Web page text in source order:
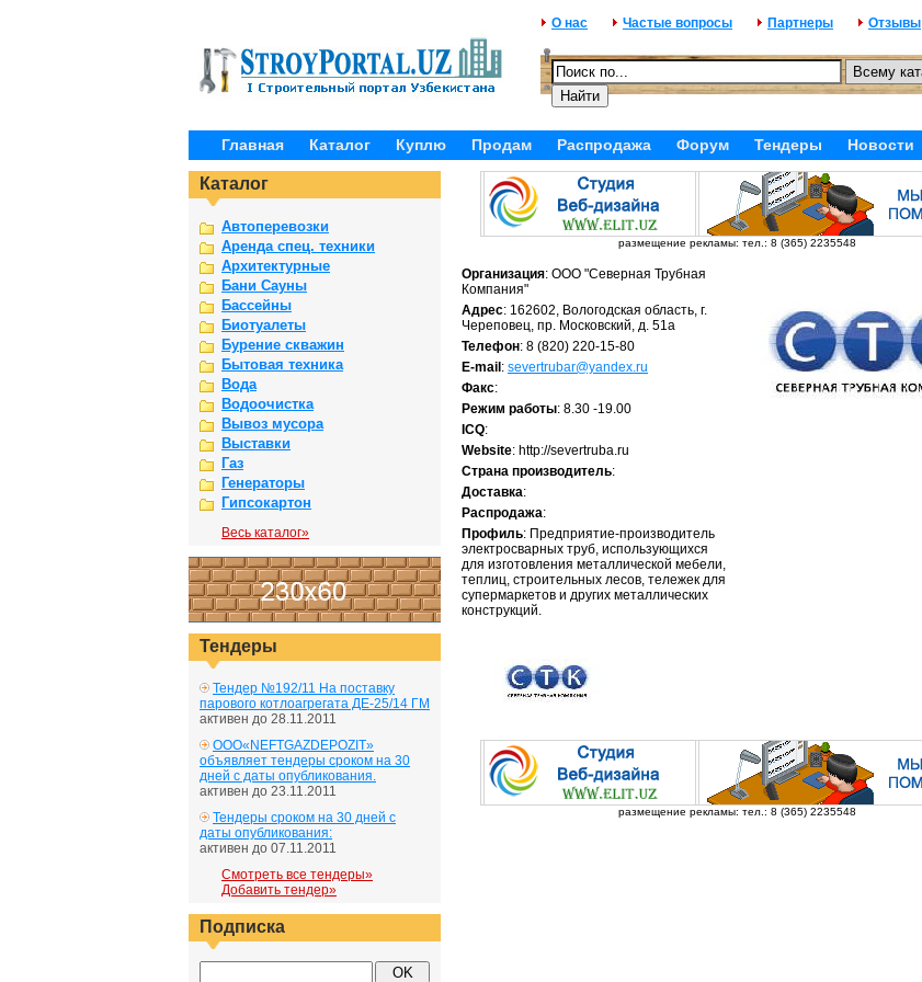
О нас Частые вопросы Партнеры Отзывы
Главная Каталог Куплю Продам Распродажа Форум Тендеры Новости
Каталог
Автоперевозки
Аренда спец. техники
Архитектурные
Бани Сауны
Бассейны
Биотуалеты
Бурение скважин
Бытовая техника
Вода
Водоочистка
Вывоз мусора
Выставки
Газ
Генераторы
Гипсокартон
Весь каталог»
Тендеры
Тендер №192/11 На поставку
парового котлоагрегата ДЕ-25/14 ГМ
активен до 28.11.2011
ООО«NEFTGAZDEPOZIT»
объявляет тендеры сроком на 30
дней с даты опубликования.
активен до 23.11.2011
Тендеры сроком на 30 дней с
даты опубликования:
активен до 07.11.2011
Смотреть все тендеры»
Добавить тендер»
Подписка
размещение рекламы: тел.: 8 (365) 2235548
Организация: ООО "Северная Трубная
Компания"
Адрес: 162602, Вологодская область, г.
Череповец, пр. Московский, д. 51а
Телефон: 8 (820) 220-15-80
E-mail : severtrubar@yandex.ru
Факс:
Режим работы: 8.30 -19.00
ICQ:
Website: http://severtruba.ru
Страна производитель:
Доставка:
Распродажа:
Профиль: Предприятие-производитель
электросварных труб, использующихся
для изготовления металлической мебели,
теплиц, строительных лесов, тележек для
супермаркетов и других металлических
конструкций.
размещение рекламы: тел.: 8 (365) 2235548